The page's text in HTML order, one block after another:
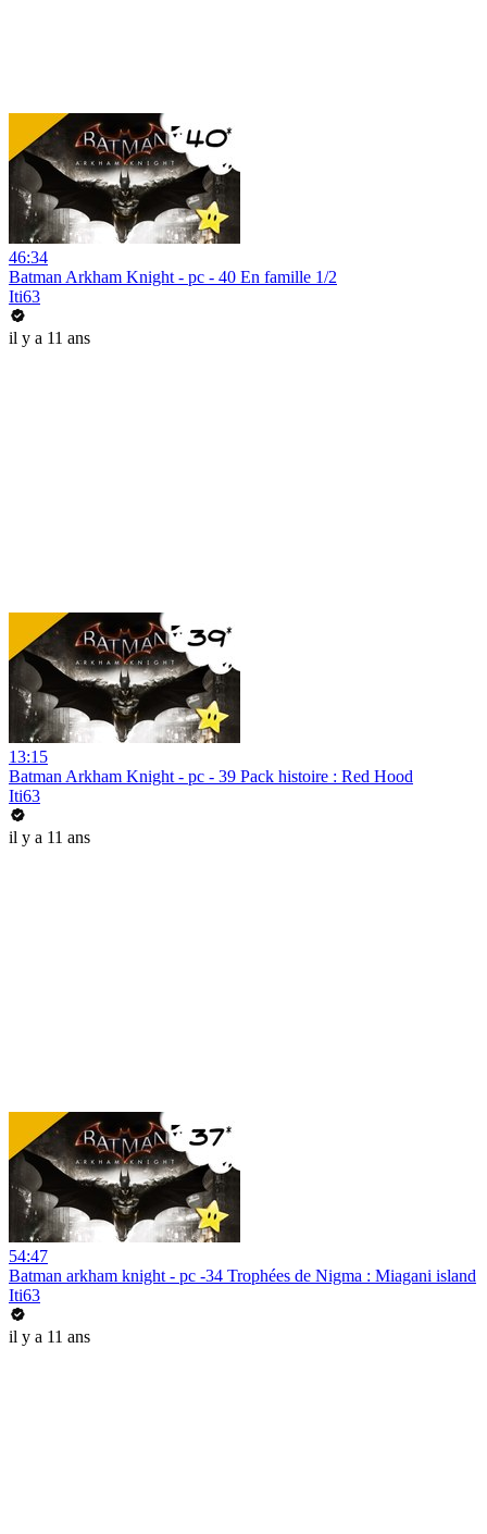
46:34
Batman Arkham Knight - pc - 40 En famille 1/2
Iti63
il y a 11 ans
13:15
Batman Arkham Knight - pc - 39 Pack histoire : Red Hood
Iti63
il y a 11 ans
54:47
Batman arkham knight - pc -34 Trophées de Nigma : Miagani island
Iti63
il y a 11 ans